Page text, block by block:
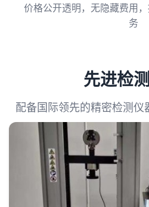
价格公开透明，无隐藏费用
务
先进检
配备国际领先的精密检测仪